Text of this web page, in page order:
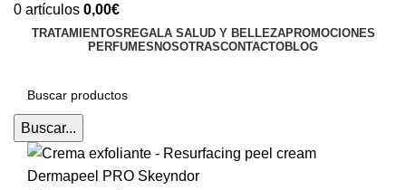
0 artículos 0,00€
TRATAMIENTOSREGALA SALUD Y BELLEZAPROMOCIONES
PERFUMESNOSOTRASCONTACTOBLOG
Buscar...